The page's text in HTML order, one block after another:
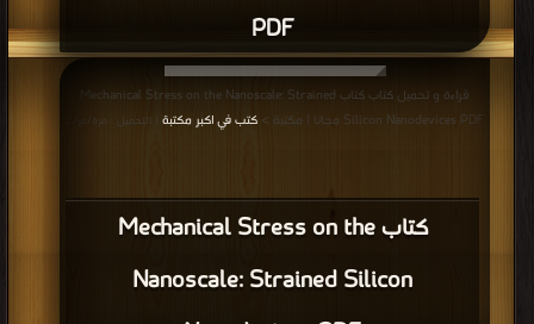
PDF
كتاب Mechanical Stress on the
Nanoscale: Strained Silicon
قراءة و تحميل كتاب كتاب Mechanical Stress on the Nanoscale: Strained
Silicon Nanodevices PDF مجانا | مكتبة >
كتب في اكبر مكتبة | التحميل : مرة/مرات